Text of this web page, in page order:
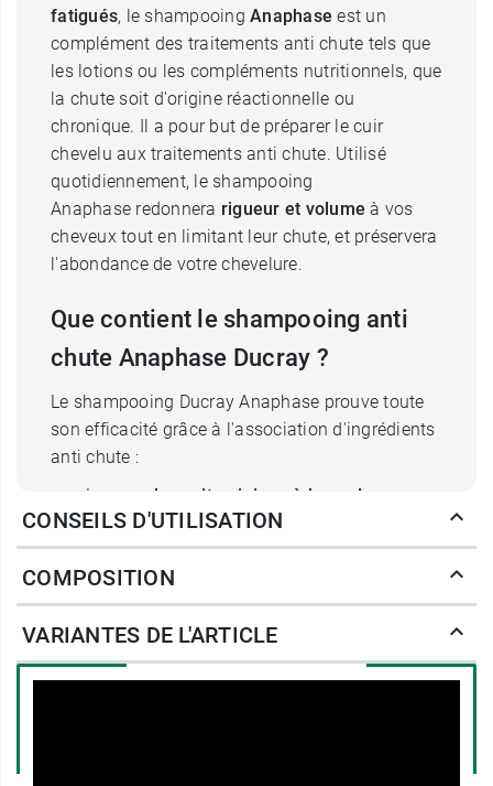
fatigués, le shampooing Anaphase est un
complément des traitements anti chute tels que
les lotions ou les compléments nutritionnels, que
la chute soit d'origine réactionnelle ou
chronique. Il a pour but de préparer le cuir
chevelu aux traitements anti chute. Utilisé
quotidiennement, le shampooing
Anaphase redonnera rigueur et volume à vos
cheveux tout en limitant leur chute, et préservera
l'abondance de votre chevelure.
Que contient le shampooing anti
chute Anaphase Ducray ?
Le shampooing Ducray Anaphase prouve toute
son efficacité grâce à l'association d'ingrédients
anti chute :
Le
complexe vitaminique à base de
vitamine B5, B6, B8 va agir en synergie pour
stimuler le renouvellement des cellules
capillaires pour ainsi favoriser le
développement des follicules pileux. Ce
cocktail de vitamines va également relancer
la microcirculation des capillaires sanguins
CONSEILS D'UTILISATION
COMPOSITION
VARIANTES DE L'ARTICLE